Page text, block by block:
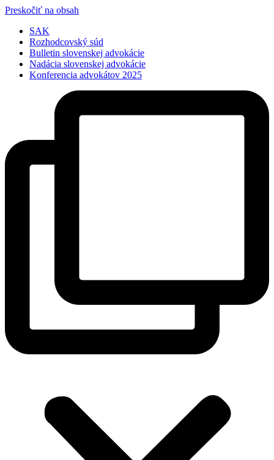
Preskočiť na obsah
SAK
Rozhodcovský súd
Bulletin slovenskej advokácie
Nadácia slovenskej advokácie
Konferencia advokátov 2025